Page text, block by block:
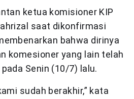
ketua komisioner KIP
saat dikonfirmasi
bahwa dirinya
komesioner yang lain telah
Senin (10/7) lalu.
sudah berakhir,” kata